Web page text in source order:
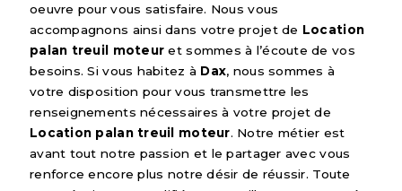
oeuvre pour vous satisfaire. Nous vous
accompagnons ainsi dans votre projet de Location
palan treuil moteur et sommes à l’écoute de vos
besoins. Si vous habitez à Dax, nous sommes à
votre disposition pour vous transmettre les
renseignements nécessaires à votre projet de
Location palan treuil moteur. Notre métier est
avant tout notre passion et le partager avec vous
renforce encore plus notre désir de réussir. Toute